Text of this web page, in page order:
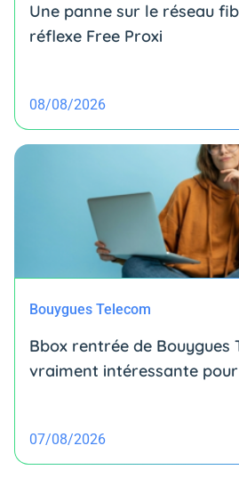
Une panne sur le réseau
réflexe Free Proxi
08/08/2026
Bouygues Telecom
Bbox rentrée de Bouygues
vraiment intéressante
07/08/2026